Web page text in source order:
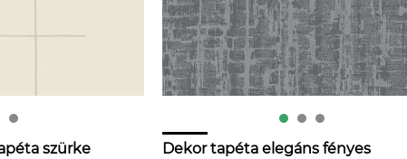
szürke
Dekor tapéta elegáns fényes